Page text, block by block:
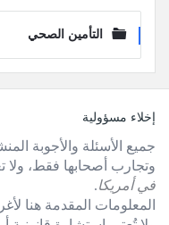
التأمين الصحي
الفوترإخلاء مسؤولية
جميع الأسئلة والأجوبة
وتجارب أصحابها فقط،
في أمريكا.
المعلومات المقدمة هنا